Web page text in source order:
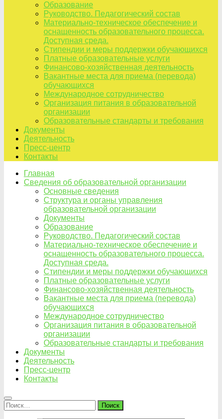
Образование
Руководство. Педагогический состав
Материально-техническое обеспечение и
оснащенность образовательного процесса.
Доступная среда.
Стипендии и меры поддержки обучающихся
Платные образовательные услуги
Финансово-хозяйственная деятельность
Вакантные места для приема (перевода)
обучающихся
Международное сотрудничество
Организация питания в образовательной
организации
Образовательные стандарты и требования
Документы
Деятельность
Пресс-центр
Контакты
Главная
Сведения об образовательной организации
Основные сведения
Структура и органы управления
образовательной организации
Документы
Образование
Руководство. Педагогический состав
Материально-техническое обеспечение и
оснащенность образовательного процесса.
Доступная среда.
Стипендии и меры поддержки обучающихся
Платные образовательные услуги
Финансово-хозяйственная деятельность
Вакантные места для приема (перевода)
обучающихся
Международное сотрудничество
Организация питания в образовательной
организации
Образовательные стандарты и требования
Документы
Деятельность
Пресс-центр
Контакты
Найти: